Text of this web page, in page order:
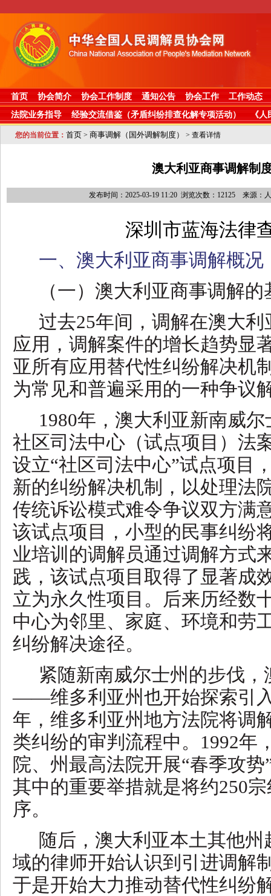
首页 协会简介 协会工作制度 通知公告 协会工作
工作动态
法院业务指导
经验交流借鉴（矛盾纠纷排查化解专项活动） 《
您的当前位置： 首页 > 商事调解（国外调解制度） > 查看详情
澳大利亚商事调解制
发布时间：2025-03-19 11:20 浏览次数：12125 来源：
深圳市蓝海法律
一、澳大利亚商事调解概况
（一）澳大利亚商事调解
过去25年间，调解在澳大
应用，调解案件的增长趋势显
亚所有应用替代性纠纷解决机
为常见和普遍采用的一种争议
1980年，澳大利亚新南威
社区司法中心（试点项目）法
设立“社区司法中心”试点项目
新的纠纷解决机制，以处理法
传统诉讼模式难令争议双方满
该试点项目，小型的民事纠纷
业培训的调解员通过调解方式
践，该试点项目取得了显著成
立为永久性项目。后来历经数
中心为邻里、家庭、环境和劳
纠纷解决途径。
紧随新南威尔士州的步伐
——维多利亚州也开始探索引
年，维多利亚州地方法院将调
类纠纷的审判流程中。1992年
院、州最高法院开展“春季攻
其中的重要举措就是将约250
序。
随后，澳大利亚本土其他
域的律师开始认识到引进调解
于是开始大力推动替代性纠纷